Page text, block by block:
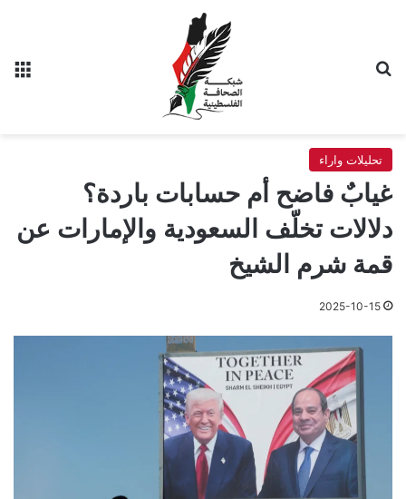
تحليلات واراء
غيابٌ فاضح أم حسابات باردة؟
دلالات تخلّف السعودية والإمارات عن
قمة شرم الشيخ
2025-10-15